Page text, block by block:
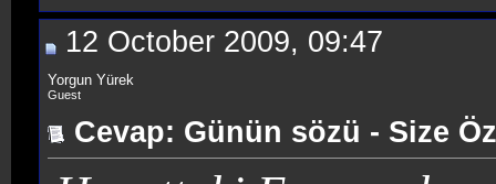
12 October 2009, 09:47
Yorgun Yürek
Guest
Cevap: Günün sözü - Size